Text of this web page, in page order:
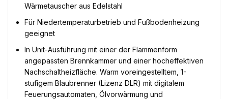
Wärmetauscher aus Edelstahl
Für Niedertemperaturbetrieb und Fußbodenheizung
geeignet
In Unit-Ausführung mit einer der Flammenform
angepassten Brennkammer und einer hocheffektiven
Nachschaltheizfläche. Warm voreingestelltem, 1-
stufigem Blaubrenner (Lizenz DLR) mit digitalem
Feuerungsautomaten, Ölvorwärmung und